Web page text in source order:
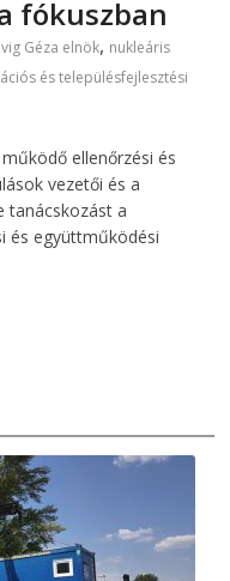
fókuszban
Géza elnök, nukleáris
és településfejlesztési
ellenőrzési és
vezetői és a
tanácskozást a
és együttműködési